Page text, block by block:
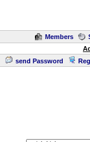
Members
send Password